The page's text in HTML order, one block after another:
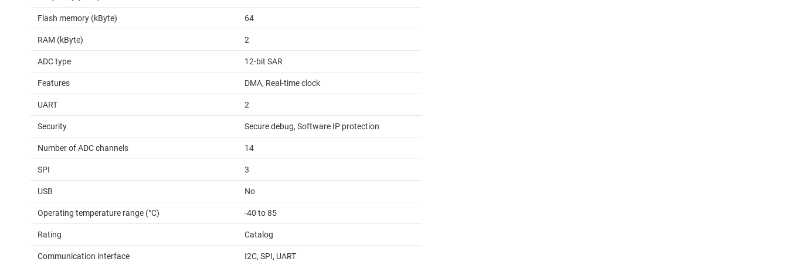
Flash memory (kByte) 64
RAM (kByte) 2
ADC type 12-bit SAR
Features DMA, Real-time clock
UART 2
Security Secure debug, Software IP protection
Number of ADC channels 14
SPI 3
USB No
Operating temperature range (°C) -40 to 85
Rating Catalog
Communication interface I2C, SPI, UART